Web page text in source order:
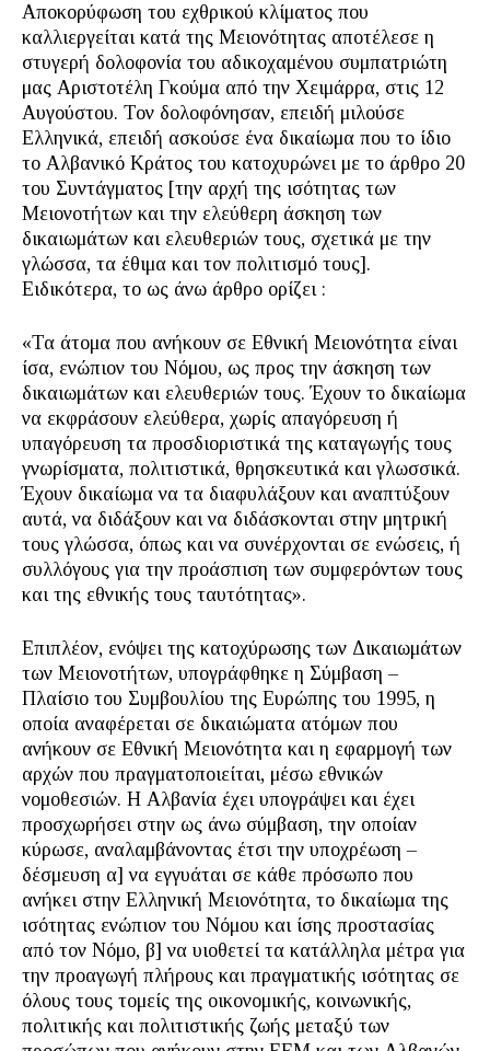
Αποκορύφωση του εχθρικού κλίματος που
καλλιεργείται κατά της Μειονότητας αποτέλεσε η
στυγερή δολοφονία του αδικοχαμένου συμπατριώτη
μας Αριστοτέλη Γκούμα από την Χειμάρρα, στις 12
Αυγούστου. Τον δολοφόνησαν, επειδή μιλούσε
Ελληνικά, επειδή ασκούσε ένα δικαίωμα που το ίδιο
το Αλβανικό Κράτος του κατοχυρώνει με το άρθρο 20
του Συντάγματος [την αρχή της ισότητας των
Μειονοτήτων και την ελεύθερη άσκηση των
δικαιωμάτων και ελευθεριών τους, σχετικά με την
γλώσσα, τα έθιμα και τον πολιτισμό τους].
Ειδικότερα, το ως άνω άρθρο ορίζει :
«Τα άτομα που ανήκουν σε Εθνική Μειονότητα είναι
ίσα, ενώπιον του Νόμου, ως προς την άσκηση των
δικαιωμάτων και ελευθεριών τους. Έχουν το δικαίωμα
να εκφράσουν ελεύθερα, χωρίς απαγόρευση ή
υπαγόρευση τα προσδιοριστικά της καταγωγής τους
γνωρίσματα, πολιτιστικά, θρησκευτικά και γλωσσικά.
Έχουν δικαίωμα να τα διαφυλάξουν και αναπτύξουν
αυτά, να διδάξουν και να διδάσκονται στην μητρική
τους γλώσσα, όπως και να συνέρχονται σε ενώσεις, ή
συλλόγους για την προάσπιση των συμφερόντων τους
και της εθνικής τους ταυτότητας».
Επιπλέον, ενόψει της κατοχύρωσης των Δικαιωμάτων
των Μειονοτήτων, υπογράφθηκε η Σύμβαση –
Πλαίσιο του Συμβουλίου της Ευρώπης του 1995, η
οποία αναφέρεται σε δικαιώματα ατόμων που
ανήκουν σε Εθνική Μειονότητα και η εφαρμογή των
αρχών που πραγματοποιείται, μέσω εθνικών
νομοθεσιών. Η Αλβανία έχει υπογράψει και έχει
προσχωρήσει στην ως άνω σύμβαση, την οποίαν
κύρωσε, αναλαμβάνοντας έτσι την υποχρέωση –
δέσμευση α] να εγγυάται σε κάθε πρόσωπο που
ανήκει στην Ελληνική Μειονότητα, το δικαίωμα της
ισότητας ενώπιον του Νόμου και ίσης προστασίας
από τον Νόμο, β] να υιοθετεί τα κατάλληλα μέτρα για
την προαγωγή πλήρους και πραγματικής ισότητας σε
όλους τους τομείς της οικονομικής, κοινωνικής,
πολιτικής και πολιτιστικής ζωής μεταξύ των